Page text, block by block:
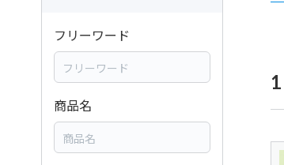
1
フリーワード
商品名